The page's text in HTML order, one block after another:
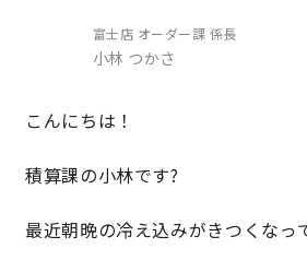
営業時間／10:00～20:00 定
富士店 オーダー課 係長
小林 つかさ
こんにちは！
積算課の小林です?
最近朝晩の冷え込みがきつくなっ